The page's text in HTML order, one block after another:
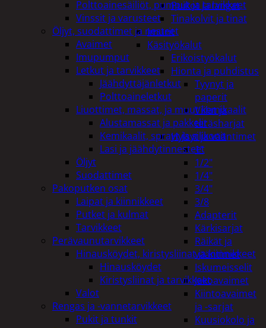
Puikot ja langat
Tinakolvit ja tinat
Imurit
Käsityökalut
Erikoistyökalut
Hionta ja puhdistus
Tyynyt ja
paperit
Viilat ja
teräsharjat
Hylsyt ja vääntimet
1"
1/2"
1/4"
3/4"
3/8
Adapterit
Kärkisarjat
Räikät ja
vääntimet
Iskumeisselit
Jakoavaimet
Kiintoavaimet
ja -sarjat
Kuusiokolo ja
Polttoainesäiliöt, pumput ja tarvikkeet
Vinssit ja varusteet
Öljyt, suodattimet ja nesteet
Avaimet
Imupumput
Letkut ja tarvikkeet
Jäähdyttäjänletkut
Polttoaineletkut
Liuottimet, massat, ja muut kemikaalit
Alustamassat ja pakkelit
Kemikaalit, sprayt ja silikonit
Lasi ja jäähdytinnesteet
Öljyt
Suodattimet
Pakoputken osat
Laipat ja kiinnikkeet
Putket ja kulmat
Tarvikkeet
Perävaunutarvikkeet
Hinausköydet, kiristysliinat ja kiinnikkeet
Hinausköydet
Kiristysliinat ja tarvikkeet
Valot
Rengas ja -vannetarvikkeet
Pukit ja tunkit